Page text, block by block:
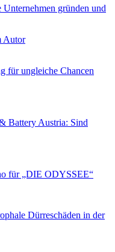
gründen und
Autor
für ungleiche Chancen
Battery Austria: Sind
für „DIE ODYSSEE“
Dürreschäden in der